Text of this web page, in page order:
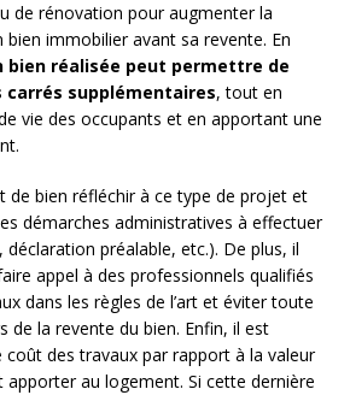
de rénovation pour augmenter la
bien immobilier avant sa revente. En
bien réalisée peut permettre de
supplémentaires, tout en
vie des occupants et en apportant une
de bien réfléchir à ce type de projet et
démarches administratives à effectuer
préalable, etc.). De plus, il
appel à des professionnels qualifiés
dans les règles de l’art et éviter toute
de la revente du bien. Enfin, il est
coût des travaux par rapport à la valeur
apporter au logement. Si cette dernière